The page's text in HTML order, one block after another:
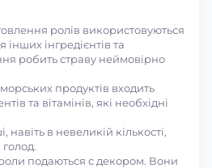
ролів використовуються
інгредієнтів та
робить страву неймовірно
продуктів входить
та вітамінів, які необхідні
навіть в невеликій кількості,
подаються с декором. Вони